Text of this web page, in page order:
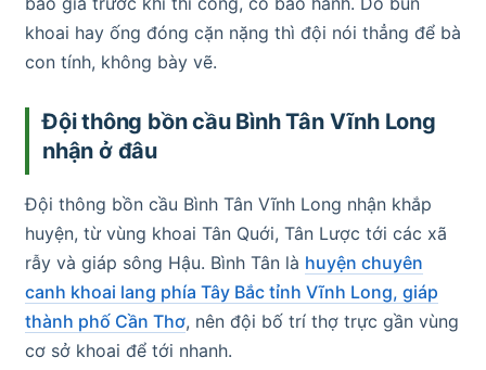
khoai hay ống đóng cặn nặng thì đội nói thẳng để bà
con tính, không bày vẽ.
Đội thông bồn cầu Bình Tân Vĩnh Long
nhận ở đâu
Đội thông bồn cầu Bình Tân Vĩnh Long nhận khắp
huyện, từ vùng khoai Tân Quới, Tân Lược tới các xã
rẫy và giáp sông Hậu. Bình Tân là huyện chuyên
canh khoai lang phía Tây Bắc tỉnh Vĩnh Long, giáp
thành phố Cần Thơ, nên đội bố trí thợ trực gần vùng
cơ sở khoai để tới nhanh.